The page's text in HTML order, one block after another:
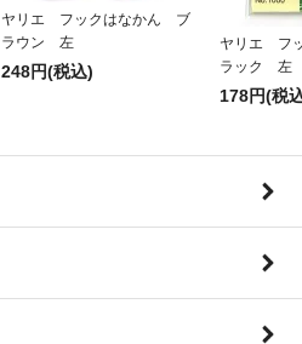
ヤリエ フックはなかん ブ
ラウン 左
248円(税込)
ヤリエ フ
ラック 左
178円(税